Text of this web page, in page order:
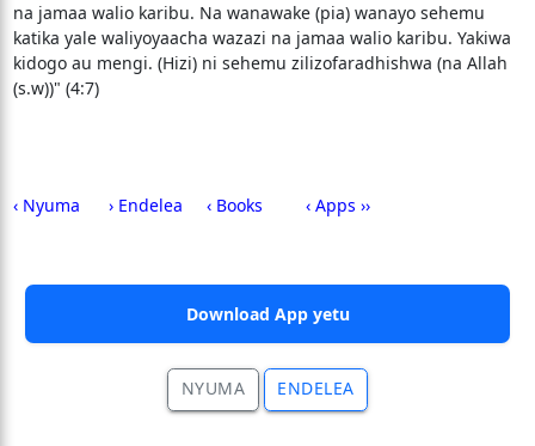
na jamaa walio karibu. Na wanawake (pia) wanayo sehemu
katika yale waliyoyaacha wazazi na jamaa walio karibu. Yakiwa
kidogo au mengi. (Hizi) ni sehemu zilizofaradhishwa (na Allah
(s.w))" (4:7)
‹ Nyuma › Endelea ‹ Books ‹ Apps ››
Download App yetu
NYUMA ENDELEA